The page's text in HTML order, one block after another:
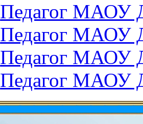
Педагог МАОУ
Педагог МАОУ
Педагог МАОУ
Педагог МАОУ